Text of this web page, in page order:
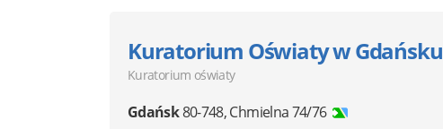
Kuratorium Oświaty w Gdańsku
Kuratorium oświaty
Gdańsk80-748,Chmielna 74/76